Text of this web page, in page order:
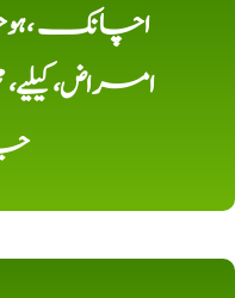
اچانک
امراض،